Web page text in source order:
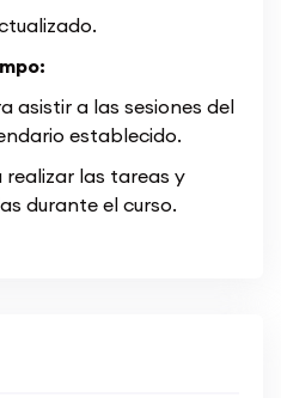
asistir a las sesiones del
establecido.
las tareas y
durante el curso.